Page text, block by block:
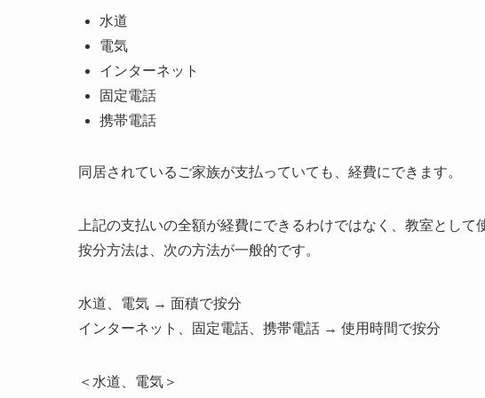
水道
電気
インターネット
固定電話
携帯電話
同居されているご家族が支払っていても、経費にできます。
上記の支払いの全額が経費にできるわけではなく、教室として
按分方法は、次の方法が一般的です。
水道、電気 → 面積で按分
インターネット、固定電話、携帯電話 → 使用時間で按分
＜水道、電気＞